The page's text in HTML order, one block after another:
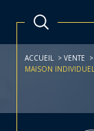
ACCUEIL VENTE
MAISON